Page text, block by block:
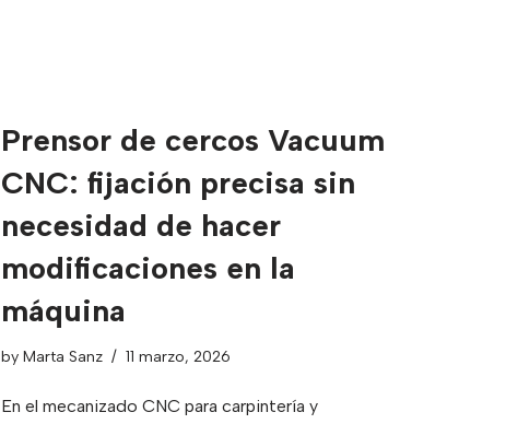
Prensor de cercos Vacuum
CNC: fijación precisa sin
necesidad de hacer
modificaciones en la
máquina
by Marta Sanz 11 marzo, 2026
En el mecanizado CNC para carpintería y